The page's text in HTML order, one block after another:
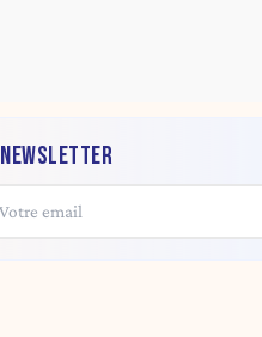
NEWSLETTER